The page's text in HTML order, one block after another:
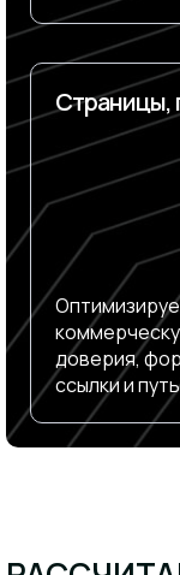
Страницы,
доверия,
ссылки и